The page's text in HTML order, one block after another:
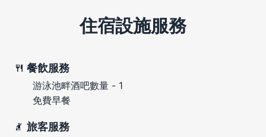
住宿設施服務
餐飲服務
游泳池畔酒吧數量 - 1
免費早餐
旅客服務